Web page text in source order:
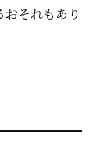
それもあり